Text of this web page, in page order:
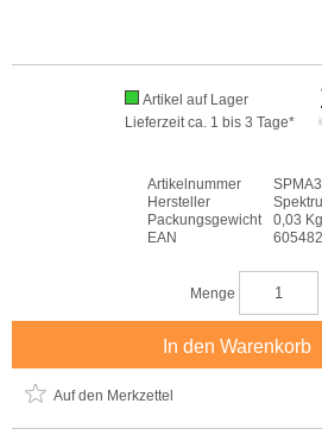
Artikel auf Lager
Lieferzeit ca. 1 bis 3 Tage*
Artikelnummer
Hersteller
Packungsgewicht
0,03 Kg
EAN
Menge
In den Warenkorb
Auf den Merkzettel